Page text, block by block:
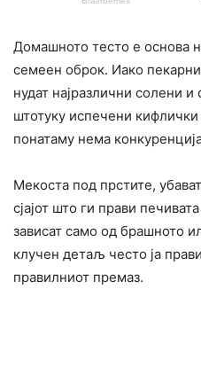
Домашното тесто е основа
семеен оброк. Иако
нудат најразлични солени
штотуку испечени
понатаму нема
Мекоста под прстите,
сјајот што ги прави
зависат само од брашното
клучен детаљ често ја
правилниот премаз.